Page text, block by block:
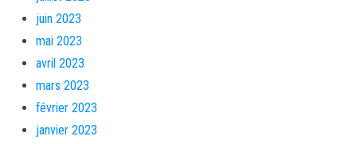
juin 2023
mai 2023
avril 2023
mars 2023
février 2023
janvier 2023